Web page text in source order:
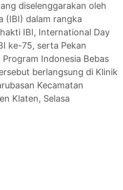
diselenggarakan oleh
(IBI) dalam rangka
IBI, International Day
ke-75, serta Pekan
Program Indonesia Bebas
berlangsung di Klinik
Kecamatan
Klaten, Selasa